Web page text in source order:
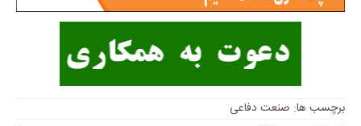
برچسب ها: صنعت دفاعی